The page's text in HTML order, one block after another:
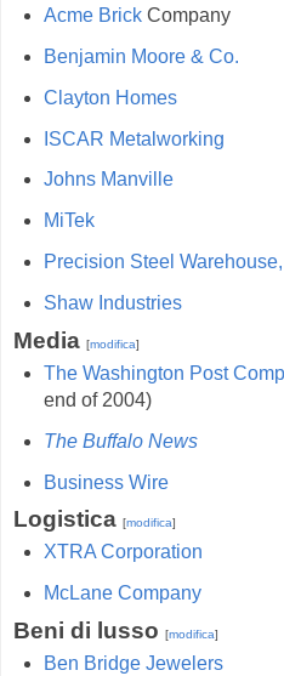
Acme BrickCompany
Benjamin Moore & Co.
Clayton Homes
ISCAR Metalworking
Johns Manville
MiTek
Precision Steel
Shaw Industries
Media [modifica]
The Washington Post
end of 2004)
The Buffalo News
Business Wire
Logistica [modifica]
XTRA Corporation
McLane Company
Beni di lusso [modifica]
Ben Bridge Jewelers